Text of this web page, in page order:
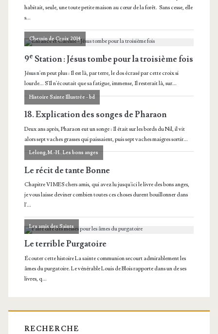
RECHERCHE